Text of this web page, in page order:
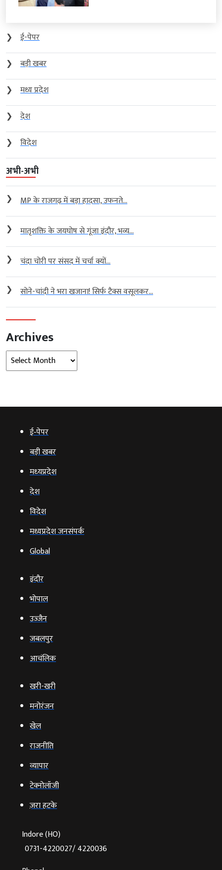
❯
ई-पेपर
❯
बड़ी खबर
❯
मध्य प्रदेश
❯
देश
❯
विदेश
अभी-अभी
❯ MP के राजगढ़ में बड़ा हादसा, उफनते...
❯ मातृशक्ति के जयघोष से गूंजा इंदौर, भव्य...
❯ चंदा चोरी पर संसद में चर्चा क्यों...
❯ सोने-चांदी ने भरा खजाना! सिर्फ टैक्स वसूलकर...
Archives
Archives
ई‑पेपर
बड़ी खबर
मध्‍यप्रदेश
देश
विदेश
मध्यप्रदेश जनसंपर्क
Global
इंदौर
भोपाल
उज्‍जैन
जबलपुर
आचंलिक
खरी-खरी
मनोरंजन
खेल
राजनीति
व्‍यापार
टेक्‍नोलॉजी
ज़रा हटके
Indore (HO)
0731-4220027/ 4220036